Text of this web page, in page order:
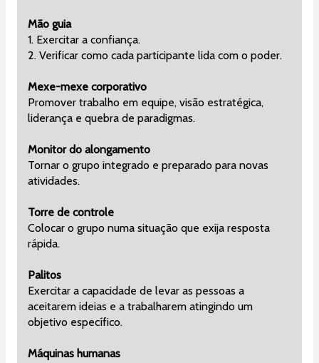
Mão guia
1. Exercitar a confiança.
2. Verificar como cada participante lida com o poder.
Mexe-mexe corporativo
Promover trabalho em equipe, visão estratégica,
liderança e quebra de paradigmas.
Monitor do alongamento
Tornar o grupo integrado e preparado para novas
atividades.
Torre de controle
Colocar o grupo numa situação que exija resposta
rápida.
Palitos
Exercitar a capacidade de levar as pessoas a
aceitarem ideias e a trabalharem atingindo um
objetivo específico.
Máquinas humanas